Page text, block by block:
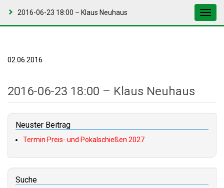
2016-06-23 18:00 – Klaus Neuhaus
02.06.2016
2016-06-23 18:00 – Klaus Neuhaus
Neuster Beitrag
Termin Preis- und Pokalschießen 2027
Suche